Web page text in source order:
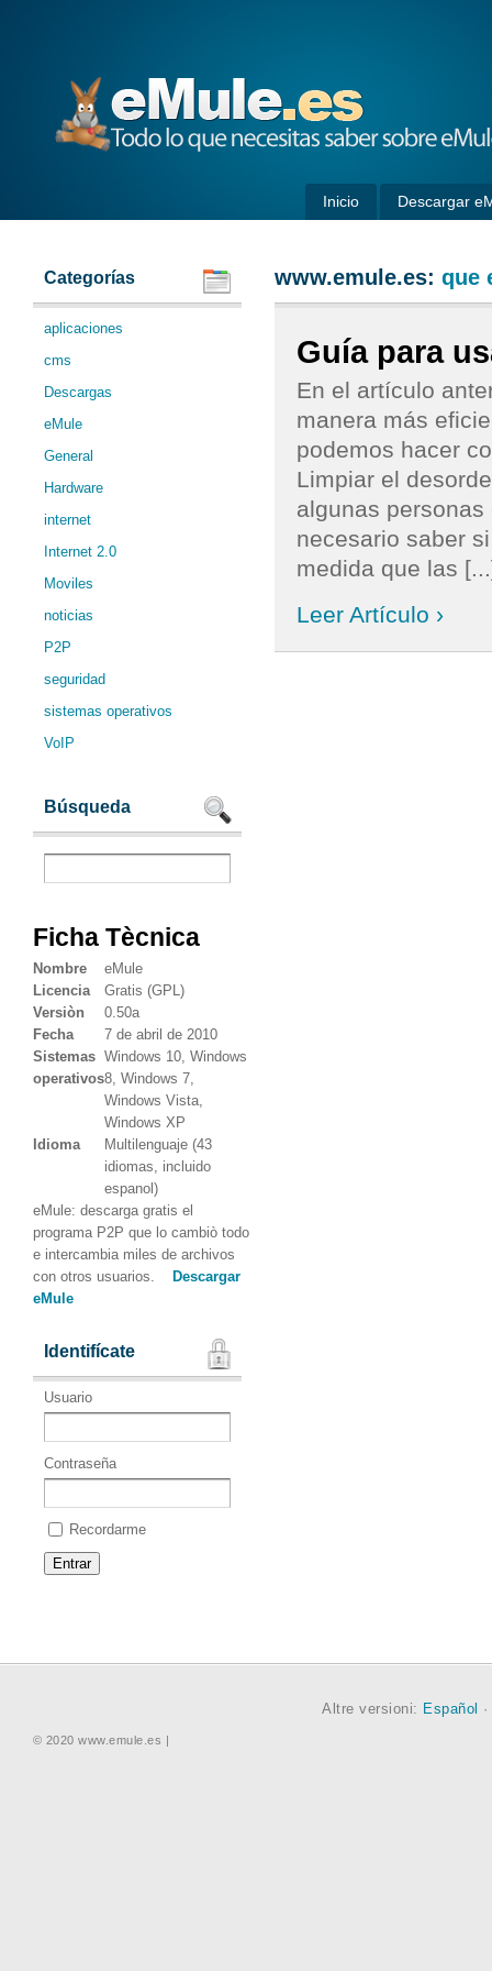
Inicio Descargar
Categorías
aplicaciones
cms
Descargas
eMule
General
Hardware
internet
Internet 2.0
Moviles
noticias
P2P
seguridad
sistemas operativos
VoIP
Búsqueda
Ficha Tècnica
Nombre
eMule
Licencia
Gratis (GPL)
Versiòn
0.50a
Fecha
7 de abril de 2010
Sistemas
operativos
Windows 10, Windows
8, Windows 7,
Windows Vista,
Windows XP
Idioma
Multilenguaje (43
idiomas, incluido
espanol)
eMule: descarga gratis el
programa P2P que lo cambiò todo
e intercambia miles de archivos
con otros usuarios.
Descargar
eMule
Identifícate
Usuario
Contraseña
Recordarme
www.emule.es: que
Guía para
En el artículo
manera más
podemos hacer
Limpiar el
algunas
necesario saber
medida que las
Leer Artículo ›
Altre versioni: Español
© 2020 www.emule.es |